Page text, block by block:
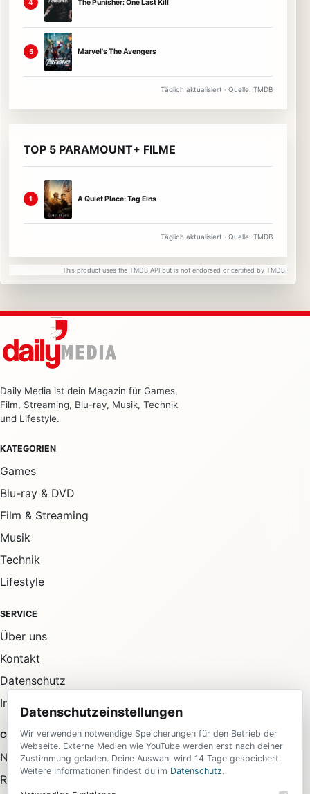
4 The Punisher: One Last Kill
5 Marvel's The Avengers
Täglich aktualisiert · Quelle: TMDB
TOP 5 PARAMOUNT+ FILME
1 A Quiet Place: Tag Eins
Täglich aktualisiert · Quelle: TMDB
This product uses the TMDB API but is not endorsed or certified by TMDB.
Daily Media ist dein Magazin für Games,
Film, Streaming, Blu-ray, Musik, Technik
und Lifestyle.
KATEGORIEN
Games
Blu-ray & DVD
Film & Streaming
Musik
Technik
Lifestyle
SERVICE
Über uns
Kontakt
Datenschutz
Impressum
COMMUNITY
Newsletter
RSS-Feed
Datenschutzeinstellungen
Wir verwenden notwendige Speicherungen für den Betrieb der
Webseite. Externe Medien wie YouTube werden erst nach deiner
Zustimmung geladen. Deine Auswahl wird 14 Tage gespeichert.
Weitere Informationen findest du im Datenschutz.